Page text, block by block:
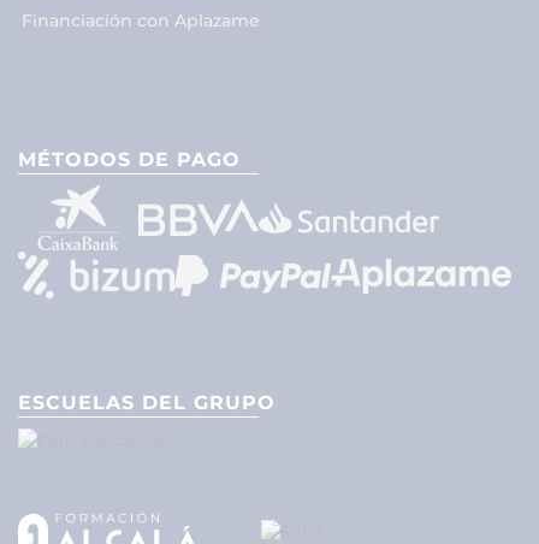
Financiación con Aplazame
MÉTODOS DE PAGO
ESCUELAS DEL GRUPO